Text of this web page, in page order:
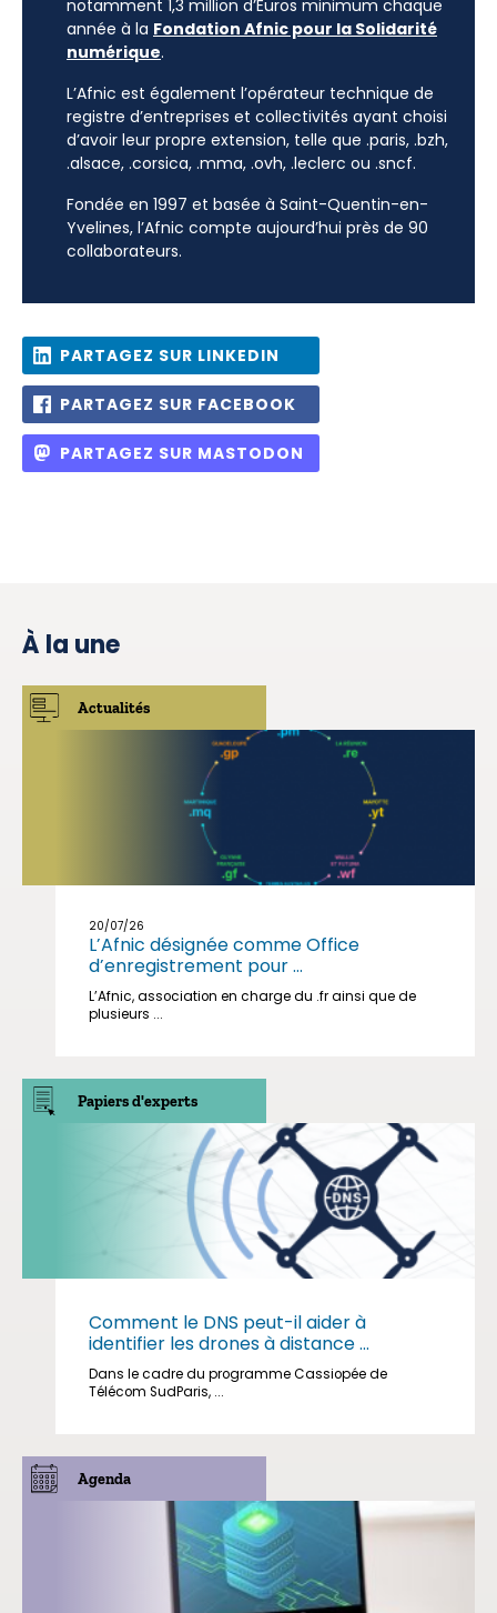
notamment 1,3 million d’Euros minimum chaque
année à la Fondation Afnic pour la Solidarité
numérique.
L’Afnic est également l’opérateur technique de
registre d’entreprises et collectivités ayant choisi
d’avoir leur propre extension, telle que .paris, .bzh,
.alsace, .corsica, .mma, .ovh, .leclerc ou .sncf.
Fondée en 1997 et basée à Saint-Quentin-en-
Yvelines, l’Afnic compte aujourd’hui près de 90
collaborateurs.
PARTAGEZ SUR LINKEDIN
PARTAGEZ SUR FACEBOOK
PARTAGEZ SUR MASTODON
À la une
Actualités
20/07/26
L’Afnic désignée comme Office
d’enregistrement pour ...
L’Afnic, association en charge du .fr ainsi que de
plusieurs ...
Papiers d'experts
Comment le DNS peut-il aider à
identifier les drones à distance ...
Dans le cadre du programme Cassiopée de
Télécom SudParis, ...
Agenda